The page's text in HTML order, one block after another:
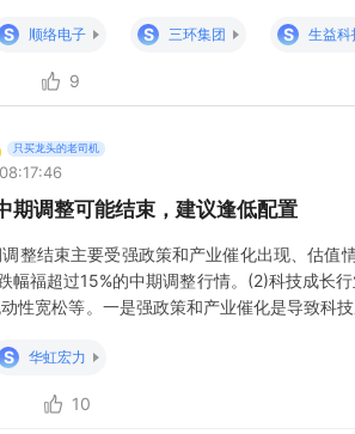
富、博时、招商、睿远等头部机构集
S 顺络电子 S 三环集团 S 生益科
9
只买龙头的老司机
期调整可能结束，建议逢低配置
整结束主要受强政策和产业催化出现、估
幅福超过15%的中期调整行情。(2)科技成长
性宽松等。一是强政策和产业催化是导致科
情绪上，科技行业中期调整
S 华虹宏力
10